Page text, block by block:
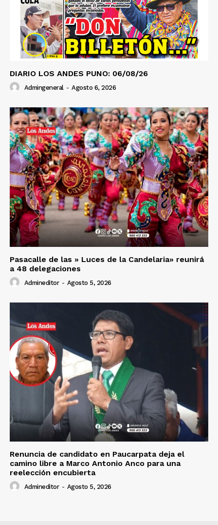
DIARIO LOS ANDES PUNO: 06/08/26
Admingeneral - Agosto 6, 2026
Pasacalle de las » Luces de la Candelaria» reunirá
a 48 delegaciones
Admineditor - Agosto 5, 2026
Renuncia de candidato en Paucarpata deja el
camino libre a Marco Antonio Anco para una
reelección encubierta
Admineditor - Agosto 5, 2026